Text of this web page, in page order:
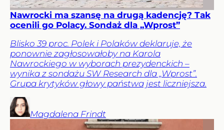
Nawrocki ma szansę na drugą kadencję? Tak
ocenili go Polacy. Sondaż dla „Wprost”
Blisko 39 proc. Polek i Polaków deklaruje, że
ponownie zagłosowałoby na Karola
Nawrockiego w wyborach prezydenckich –
wynika z sondażu SW Research dla „Wprost”.
Grupa krytyków głowy państwa jest liczniejsza.
Magdalena Frindt